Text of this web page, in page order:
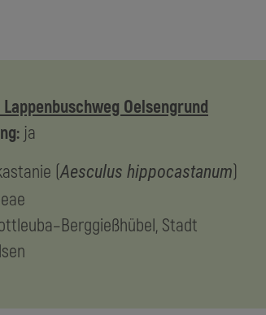
Oelsengrund
ja
(Aesculus hippocastanum)
Stadt